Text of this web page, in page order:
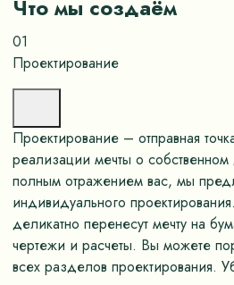
Что мы создаём
01
Проектирование
Проектирование – отправная
реализации мечты о
полным отражением вас, мы
индивидуального
деликатно перенесут мечту на
чертежи и расчеты. Вы можете
всех разделов проектирования.